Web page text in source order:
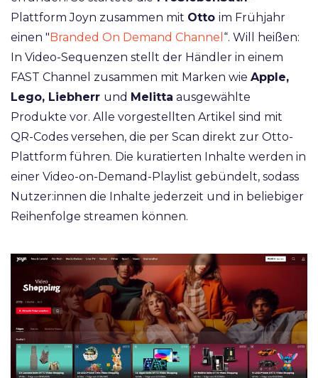
Plattform Joyn zusammen mit Otto im Frühjahr
einen " Branded On Demand Channel “. Will heißen:
In Video-Sequenzen stellt der Händler in einem
FAST Channel zusammen mit Marken wie Apple,
Lego, Liebherr und Melitta ausgewählte
Produkte vor. Alle vorgestellten Artikel sind mit
QR-Codes versehen, die per Scan direkt zur Otto-
Plattform führen. Die kuratierten Inhalte werden in
einer Video-on-Demand-Playlist gebündelt, sodass
Nutzer:innen die Inhalte jederzeit und in beliebiger
Reihenfolge streamen können.